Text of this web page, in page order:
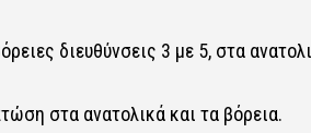
διευθύνσεις 3 με 5, στα
στα ανατολικά και τα βόρεια.